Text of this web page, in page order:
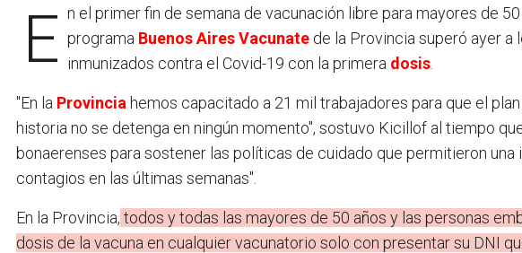
En el primer fin de semana de vacunación libre para mayores de 50 años y personas embarazadas, el programa Buenos Aires Vacunate de la Provincia superó ayer
inmunizados contra el Covid-19 con la primera dosis
"En la Provincia hemos capacitado a 21 mil trabajadores para que el
historia no se detenga en ningún momento", sostuvo Kicillof al tiempo
bonaerenses para sostener las políticas de cuidado que permitieron
contagios en las últimas semanas".
En la Provincia, todos y todas las mayores de 50 años y las personas
dosis de la vacuna en cualquier vacunatorio solo con presentar su DNI